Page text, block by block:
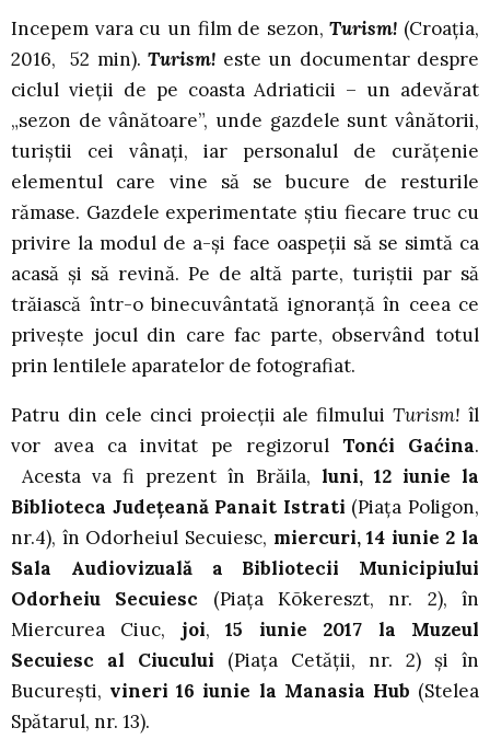
Incepem vara cu un film de sezon,Turism! (Croația,
2016, 52 min). Turism! este un documentar despre
ciclul vieții de pe coasta Adriaticii – un adevărat
„sezon de vânătoare”, unde gazdele sunt vânătorii,
turiștii cei vânați, iar personalul de curățenie
elementul care vine să se bucure de resturile
rămase. Gazdele experimentate știu fiecare truc cu
privire la modul de a-și face oaspeții să se simtă ca
acasă și să revină. Pe de altă parte, turiștii par să
trăiască într-o binecuvântată ignoranță în ceea ce
privește jocul din care fac parte, observând totul
prin lentilele aparatelor de fotografiat.
Patru din cele cinci proiecții ale filmuluiTurism! îl
vor avea ca invitat pe regizorul Tonći Gaćina.
Acesta va fi prezent în Brăila, luni, 12 iunie la
Biblioteca Județeană Panait Istrati (Piața Poligon,
nr.4), în Odorheiul Secuiesc, miercuri, 14 iunie 2 la
Sala Audiovizuală a Bibliotecii Municipiului
Odorheiu Secuiesc (Piaţa Kõkereszt, nr. 2), în
Miercurea Ciuc, joi,15 iunie 2017 la Muzeul
Secuiesc al Ciucului (Piața Cetății, nr. 2) și în
București, vineri 16 iunie la Manasia Hub (Stelea
Spătarul, nr. 13).